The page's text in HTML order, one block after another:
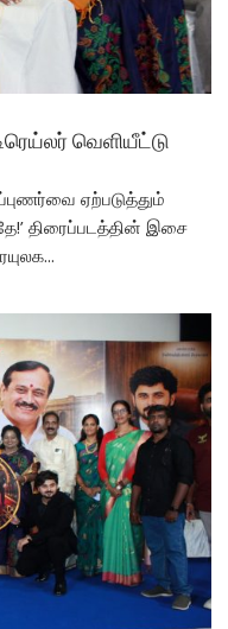
வெளியீட்டு
ஏற்படுத்தும்
திரைப்படத்தின் இசை